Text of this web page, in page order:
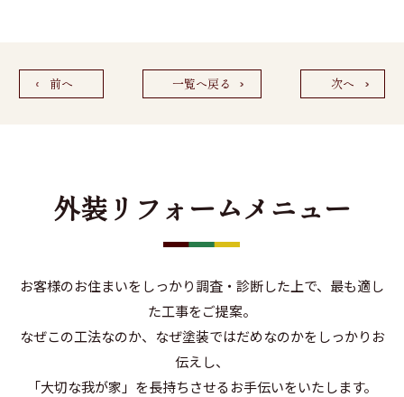
前へ 一覧へ戻る 次へ
外装リフォームメニュー
お客様のお住まいをしっかり調査・診断した上で、最も適し
た工事をご提案。
なぜこの工法なのか、なぜ塗装ではだめなのかをしっかりお
伝えし、
「大切な我が家」を長持ちさせるお手伝いをいたします。